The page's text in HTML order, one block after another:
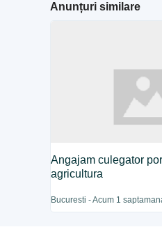
Anunțuri similare
Angajam culegator
agricultura
Bucuresti - Acum 1